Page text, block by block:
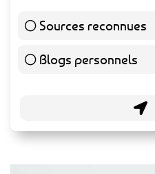
Sources reconnues
Blogs personnels